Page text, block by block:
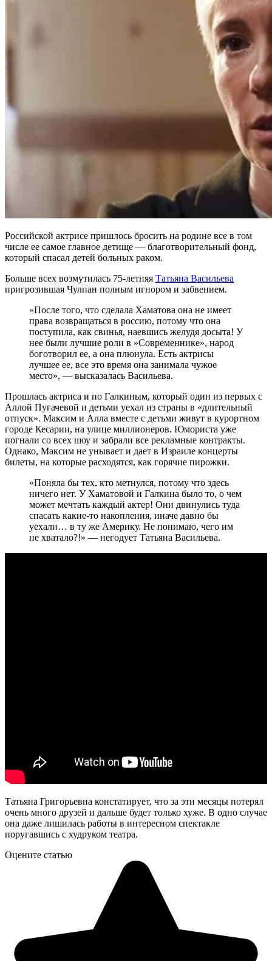
Российской актрисе пришлось бросить на родине все в том
числе ее самое главное детище — благотворительный фонд,
который спасал детей больных раком.
Больше всех возмутилась 75-летняя Татьяна Васильева
пригрозившая Чулпан полным игнором и забвением.
«После того, что сделала Хаматова она не имеет
права возвращаться в россию, потому что она
поступила, как свинья, наевшись желудя досыта! У
нее были лучшие роли в »Современнике», народ
боготворил ее, а она плюнула. Есть актрисы
лучшее ее, все это время она занимала чужое
место», — высказалась Васильева.
Прошлась актриса и по Галкиным, который один из первых с
Аллой Пугачевой и детьми уехал из страны в «длительный
отпуск». Максим и Алла вместе с детьми живут в курортном
городе Кесарии, на улице миллионеров. Юмориста уже
погнали со всех шоу и забрали все рекламные контракты.
Однако, Максим не унывает и дает в Израиле концерты
билеты, на которые расходятся, как горячие пирожки.
«Поняла бы тех, кто метнулся, потому что здесь
ничего нет. У Хаматовой и Галкина было то, о чем
может мечтать каждый актер! Они двинулись туда
спасать какие-то накопления, иначе давно бы
уехали… в ту же Америку. Не понимаю, чего им
не хватало?!» — негодует Татьяна Васильева.
Татьяна Григорьевна констатирует, что за эти месяцы потерял
очень много друзей и дальше будет только хуже. В одно случае
она даже лишилась работы в интересном спектакле
поругавшись с худруком театра.
Оцените статью